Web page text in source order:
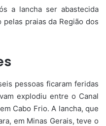
a lancha ser abastecida
praias da Região dos
pessoas ficaram feridas
explodiu entre o Canal
Cabo Frio. A lancha, que
em Minas Gerais, teve o